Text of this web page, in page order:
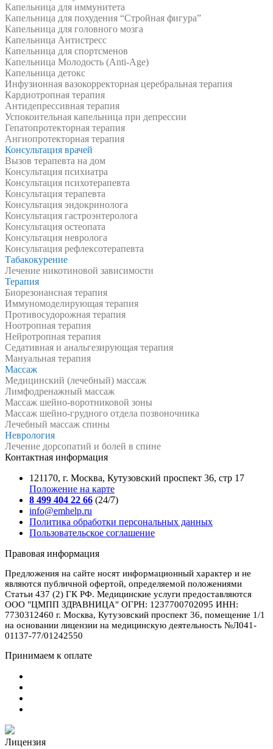
Капельница для иммунитета
Капельница для похудения “Стройная фигура”
Капельница для головного мозга
Капельница Антистресс
Капельница для спортсменов
Капельница Молодость (Anti-Age)
Капельница детокс
Инфузионная вазокорректорная церебральная терапия
Кардиотропная терапия
Антидепрессивная терапия
Успокоительная капельница при депрессии
Гепатопротекторная терапия
Ангиопротекторная терапия
Консультация врачей
Вызов терапевта на дом
Консультация психиатра
Консультация психотерапевта
Консультация терапевта
Консультация эндокринолога
Консультация гастроэнтеролога
Консультация остеопата
Консультация невролога
Консультация рефлексотерапевта
Табакокурение
Лечение никотиновой зависимости
Терапия
Биорезонансная терапия
Иммуномоделирующая терапия
Противосудорожная терапия
Ноотропная терапия
Нейротропная терапия
Седативная и анальгезирующая терапия
Мануальная терапия
Массаж
Медицинский (лечебный) массаж
Лимфодренажный массаж
Массаж шейно-воротниковой зоны
Массаж шейно-грудного отдела позвоночника
Лечебный массаж спины
Неврология
Лечение дорсопатий и болей в спине
Контактная информация
121170, г. Москва, Кутузовский проспект 36, стр 17
Положение на карте
8 499 404 22 66 (24/7)
info@emhelp.ru
Политика обработки персональных данных
Пользовательское соглашение
Правовая информация
Предложения на сайте носят информационный характер и не
являются публичной офертой, определяемой положениями
Статьи 437 (2) ГК РФ. Медицинские услуги предоставляются
ООО "ЦМПП ЗДРАВНИЦА" ОГРН: 1237700702095 ИНН:
7730312460 г. Москва, Кутузовский проспект 36, помещение 1/1
на основании лицензии на медицинскую деятельность №Л041-
01137-77/01242550
Принимаем к оплате
Лицензия